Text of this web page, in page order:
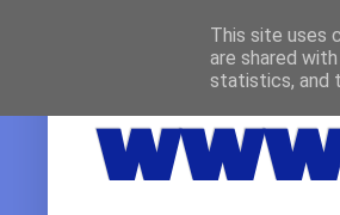
This site uses
are shared
statistics, and